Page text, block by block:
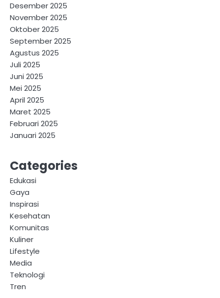
Desember 2025
November 2025
Oktober 2025
September 2025
Agustus 2025
Juli 2025
Juni 2025
Mei 2025
April 2025
Maret 2025
Februari 2025
Januari 2025
Categories
Edukasi
Gaya
Inspirasi
Kesehatan
Komunitas
Kuliner
Lifestyle
Media
Teknologi
Tren